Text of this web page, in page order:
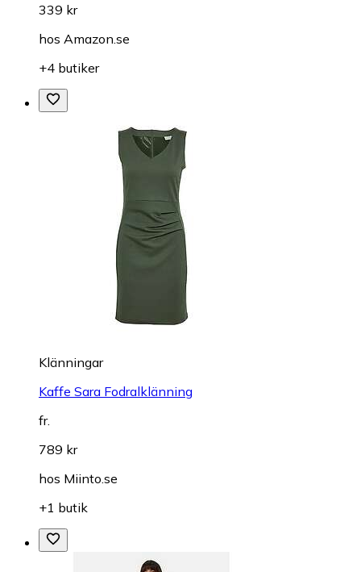
339 kr
hos Amazon.se
+4 butiker
Klänningar
Kaffe Sara Fodralklänning
fr.
789 kr
hos Miinto.se
+1 butik